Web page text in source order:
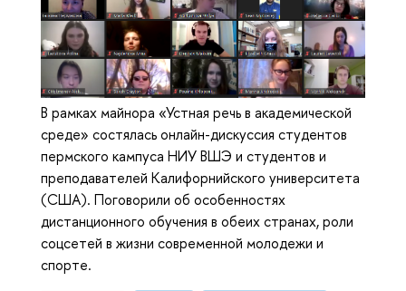
В рамках майнора «Устная речь в академической
среде» состялась онлайн-дискуссия студентов
пермского кампуса НИУ ВШЭ и студентов и
преподавателей Калифорнийского университета
(США). Поговорили об особенностях
дистанционного обучения в обеих странах, роли
соцсетей в жизни современной молодежи и
спорте.